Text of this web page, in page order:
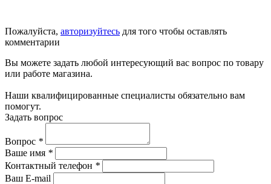
Пожалуйста, авторизуйтесь для того чтобы оставлять
комментарии
Вы можете задать любой интересующий вас вопрос по товару
или работе магазина.
Наши квалифицированные специалисты обязательно вам
помогут.
Задать вопрос
Вопрос *
Ваше имя *
Контактный телефон *
Ваш E-mail